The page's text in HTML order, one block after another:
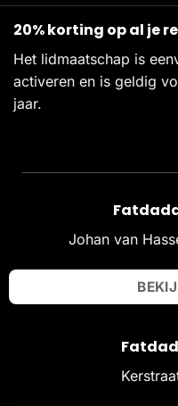
20% korting op al je
Het lidmaatschap is
activeren en is geldig
jaar.
Johan van